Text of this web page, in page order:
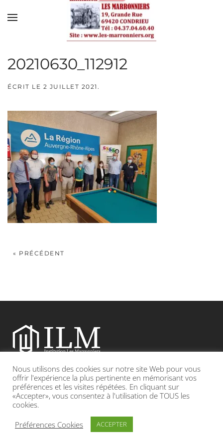
Skip to main content
20210630_112912
ÉCRIT LE 2 JUILLET 2021 .
« PRÉCÉDENT
Etablissement catholique sous contrat d’association avec l’Etat
Adresse : 19, Grande rue 69420 CONDRIEU
INFOS LÉGALES POLITIQUE DE CONFIDENTIALITÉ
Nous utilisons des cookies sur notre site Web pour vous
offrir l'expérience la plus pertinente en mémorisant vos
préférences et les visites répétées. En cliquant sur
«Accepter», vous consentez à l'utilisation de TOUS les
cookies.
Préférences Cookies
ACCEPTER